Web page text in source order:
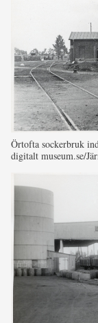
Örtofta sockerbruk
digitalt museum.se/